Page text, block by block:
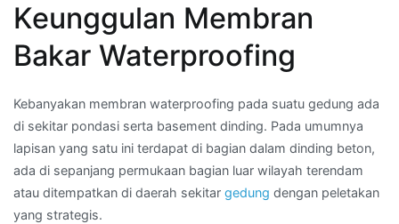
Keunggulan Membran
Bakar Waterproofing
Kebanyakan membran waterproofing pada suatu gedung ada
di sekitar pondasi serta basement dinding. Pada umumnya
lapisan yang satu ini terdapat di bagian dalam dinding beton,
ada di sepanjang permukaan bagian luar wilayah terendam
atau ditempatkan di daerah sekitar gedung dengan peletakan
yang strategis.